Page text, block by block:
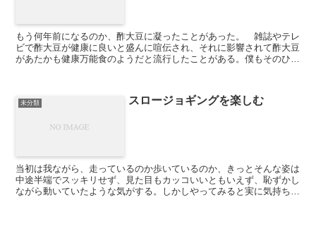
もう何年前になるのか、酢大豆に凝ったことがあった。 雑誌やテレ
ビで酢大豆が健康に良いと盛んに喧伝され、それに影響されて酢大豆
があたかも健康万能食のようだと流行したことがある。僕もそのひと
未分類 スロージョギングを楽しむ
当初は我ながら、走っているのか歩いているのか、きっとそんな姿は
中途半端でスッキリせず、見た目もカッコいいともいえず、恥ずかし
ながら動いていたような気がする。しかしやってみると実に気持ちが